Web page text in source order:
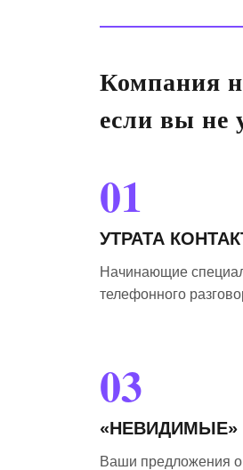
Компания
если вы не
01
УТРАТА
Начинающие
телефонного
03
«НЕВИДИМЫЕ»
Ваши предложения